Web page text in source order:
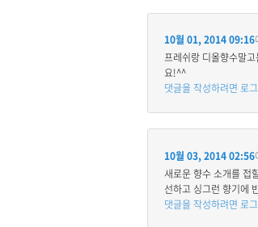
10월 01, 2014 09:16
프레쉬랑 디올향수말
요!^^
댓글을 작성하려면 로
10월 03, 2014 02:56
새로운 향수 소개를 접
선하고 싱그런 향기에
댓글을 작성하려면 로